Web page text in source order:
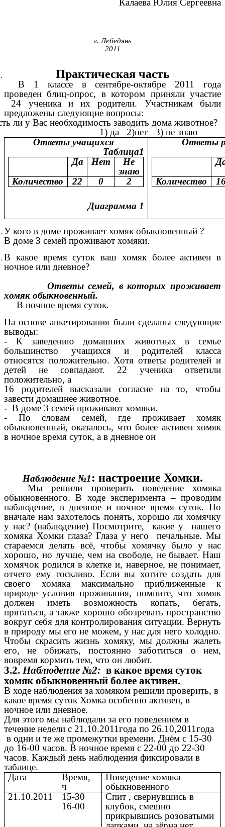
Калаева Юлия Сергеевна
г. Лебедянь
2011
Практическая часть
В 1 классе в сентябре-октябре 2011 года
проведен блиц-опрос, в котором приняли участие
24 ученика и их родители. Участникам были
предложены следующие вопросы:
ли у Вас необходимость заводить дома животное?
1) да 2)нет 3) не знаю
Ответы учащихся
Таблица1
Да
Нет
Не
знаю
Количество
22 0 2
Диаграмма 1
Ответы
Количество
У кого в доме проживает хомяк обыкновенный ?
В доме 3 семей проживают хомяки.
В какое время суток ваш хомяк более активен в
ночное или дневное?
Ответы семей, в которых проживает
хомяк обыкновенный.
В ночное время суток.
На основе анкетирования были сделаны следующие
выводы:
- К заведению домашних животных в семье
большинство учащихся и родителей класса
относятся положительно. Хотя ответы родителей и
детей не совпадают. 22 ученика ответили
положительно, а
16 родителей высказали согласие на то, чтобы
завести домашнее животное.
- В доме 3 семей проживают хомяки.
- По словам семей, где проживает хомяк
обыкновенный, оказалось, что более активен хомяк
в ночное время суток, а в дневное он
Наблюдение №1: настроение Хомки.
Мы решили проверить поведение хомяка
обыкновенного. В ходе эксперимента – проводим
наблюдение, в дневное и ночное время суток. Но
вначале нам захотелось понять,хорошо ли хомячку
у нас? (наблюдение) Посмотрите, какие у нашего
хомяка Хомки глаза? Глаза у него печальные. Мы
стараемся делать всё, чтобы хомячку было у нас
хорошо, но лучше, чем на свободе, не бывает. Наш
хомячок родился в клетке и, наверное, не понимает,
отчего ему тоскливо. Если вы хотите создать для
своего хомяка максимально приближенные к
природе условия проживания, помните, что хомяк
должен иметь возможность копать, бегать,
прятаться, а также хорошо обозревать пространство
вокруг себя для контролирования ситуации. Вернуть
в природу мы его не можем, у нас для него холодно.
Чтобы скрасить жизнь хомяку, мы должны жалеть
его, не обижать, постоянно заботиться о нем,
вовремя кормить тем, что он любит.
3.2. Наблюдение №2: в какое время суток
хомяк обыкновенный более активен.
В ходе наблюдения за хомяком решили проверить, в
какое время суток Хомка особенно активен, в
ночное или дневное.
Для этого мы наблюдали за его поведением в
течение недели с 21.10.2011года по 26.10,2011года
в одни и те же промежутки времени. Днём с 15-30
до 16-00 часов. В ночное время с 22-00 до 22-30
часов. Каждый день наблюдения фиксировали в
таблице.
Дата
Время,
ч
Поведение хомяка
обыкновенного
21.10.2011
15-30
16-00
Спит , свернувшись в
клубок, смешно
прикрывшись розоватыми